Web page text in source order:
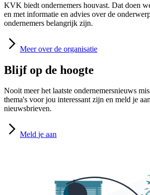
KVK biedt ondernemers houvast. Dat doen
en met informatie en advies over de
ondernemers belangrijk zijn.
Meer over de organisatie
Blijf op de hoogte
Nooit meer het laatste ondernemersnieuws
thema's voor jou interessant zijn en meld je
nieuwsbrieven.
Meld je aan